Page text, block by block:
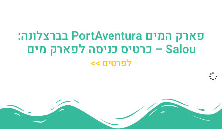
פארק המים PortAventura בברצלונה:
Salou – כרטיס כניסה לפארק מים
לפרטים >>